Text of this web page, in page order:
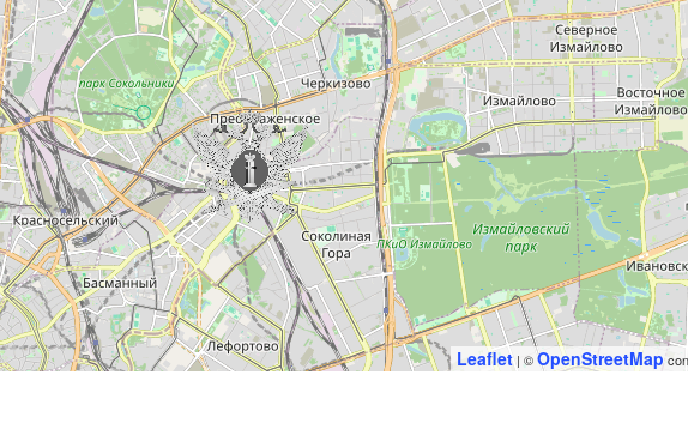
Leaflet | ©OpenStreetMap